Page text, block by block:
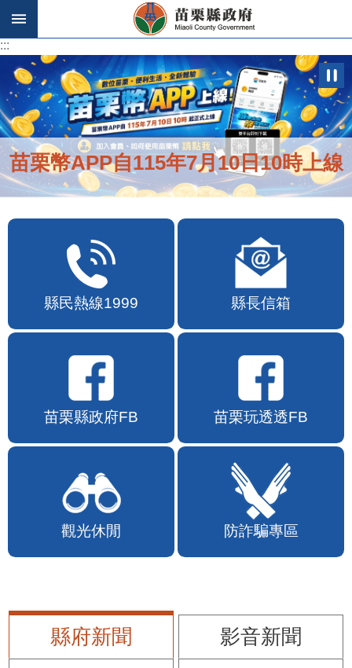
跳到主要內容區塊
:::
苗栗幣APP自115年7月10日10時上線
縣民熱線1999 縣長信箱
苗栗縣政府FB 苗栗玩透透FB
觀光休閒 防詐騙專區
縣府新聞
影音新聞